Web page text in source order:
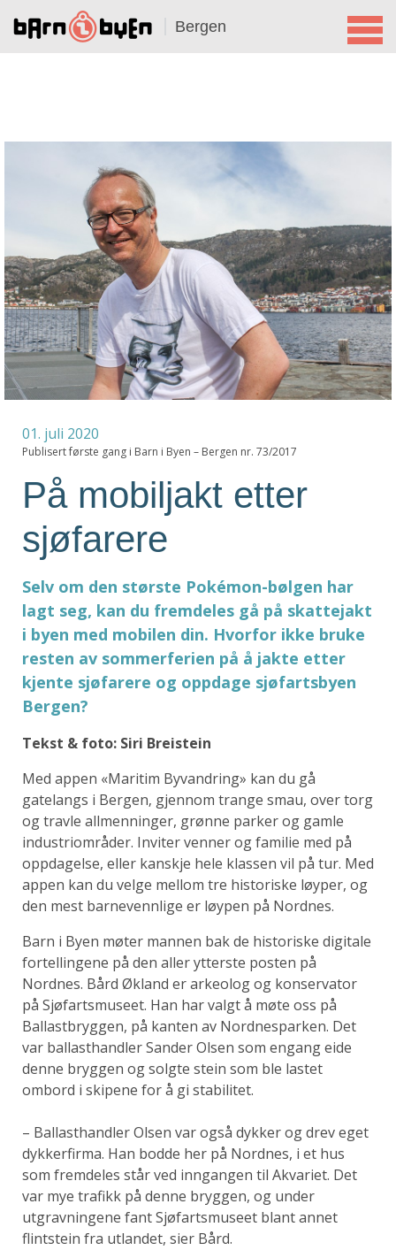
Bergen
01. juli 2020
Publisert første gang i Barn i Byen – Bergen nr. 73/2017
På mobiljakt etter
sjøfarere
Selv om den største Pokémon-bølgen har
lagt seg, kan du fremdeles gå på skattejakt
i byen med mobilen din. Hvorfor ikke bruke
resten av sommerferien på å jakte etter
kjente sjøfarere og oppdage sjøfartsbyen
Bergen?
Tekst & foto: Siri Breistein
Med appen «Maritim Byvandring» kan du gå
gatelangs i Bergen‚ gjennom trange smau, over torg
og travle allmenninger, grønne parker og gamle
industriområder. Inviter venner og familie med på
oppdagelse, eller kanskje hele klassen vil på tur. Med
appen kan du velge mellom tre historiske løyper, og
den mest barnevennlige er løypen på Nordnes.
Barn i Byen møter mannen bak de historiske digitale
fortellingene på den aller ytterste posten på
Nordnes. Bård Økland er arkeolog og konservator
på Sjøfartsmuseet. Han har valgt å møte oss på
Ballastbryggen, på kanten av Nordnesparken. Det
var ballasthandler Sander Olsen som engang eide
denne bryggen og solgte stein som ble lastet
ombord i skipene for å gi stabilitet.
– Ballasthandler Olsen var også dykker og drev eget
dykkerfirma. Han bodde her på Nordnes, i et hus
som fremdeles står ved inngangen til Akvariet. Det
var mye trafikk på denne bryggen, og under
utgravningene fant Sjøfartsmuseet blant annet
flintstein fra utlandet, sier Bård.